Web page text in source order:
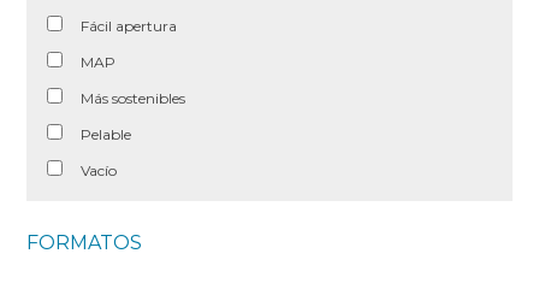
Fácil apertura
MAP
Más sostenibles
Pelable
Vacío
FORMATOS